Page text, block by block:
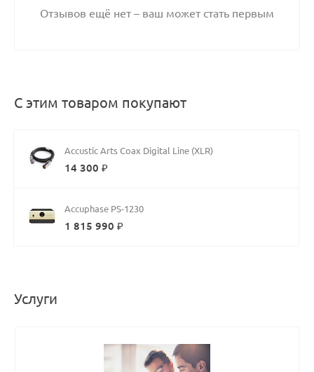
Отзывов ещё нет – ваш может стать первым
С этим товаром покупают
Accustic Arts Coax Digital Line (XLR)
14 300 ₽
Accuphase PS-1230
1 815 990 ₽
Услуги